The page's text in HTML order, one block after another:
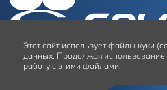
Этот сайт использует файлы куки
данных. Продолжая использование
работу с этими файлами.